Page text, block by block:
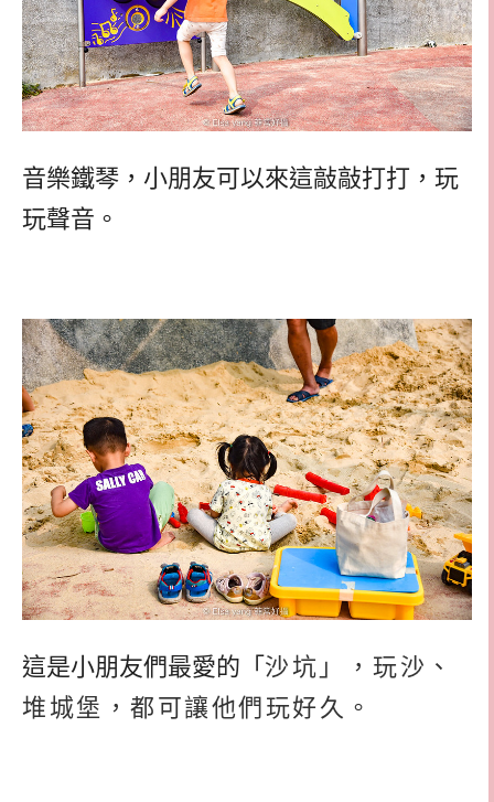
音樂鐵琴，小朋友可以來這敲敲打打，玩
玩聲音。
這是小朋友們最愛的「 沙坑」，玩沙、
堆城堡，都可讓他們玩好久。